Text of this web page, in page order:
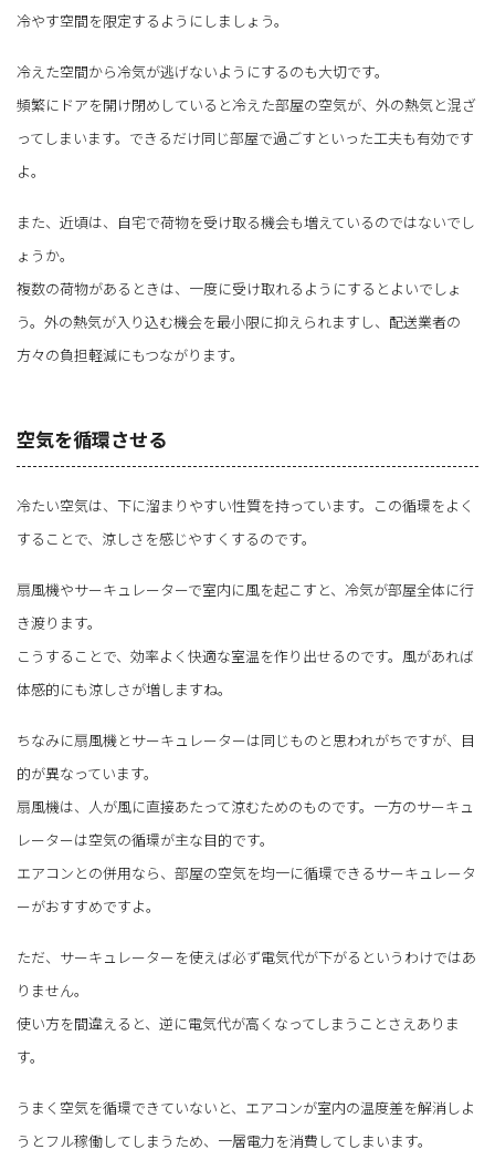
冷やす空間を限定するようにしましょう。
冷えた空間から冷気が逃げないようにするのも大切です。
頻繁にドアを開け閉めしていると冷えた部屋の空気が、外の熱気と混ざ
ってしまいます。できるだけ同じ部屋で過ごすといった工夫も有効です
よ。
また、近頃は、自宅で荷物を受け取る機会も増えているのではないでし
ょうか。
複数の荷物があるときは、一度に受け取れるようにするとよいでしょ
う。外の熱気が入り込む機会を最小限に抑えられますし、配送業者の
方々の負担軽減にもつながります。
空気を循環させる
冷たい空気は、下に溜まりやすい性質を持っています。この循環をよく
することで、涼しさを感じやすくするのです。
扇風機やサーキュレーターで室内に風を起こすと、冷気が部屋全体に行
き渡ります。
こうすることで、効率よく快適な室温を作り出せるのです。風があれば
体感的にも涼しさが増しますね。
ちなみに扇風機とサーキュレーターは同じものと思われがちですが、目
的が異なっています。
扇風機は、人が風に直接あたって涼むためのものです。一方のサーキュ
レーターは空気の循環が主な目的です。
エアコンとの併用なら、部屋の空気を均一に循環できるサーキュレータ
ーがおすすめですよ。
ただ、サーキュレーターを使えば必ず電気代が下がるというわけではあ
りません。
使い方を間違えると、逆に電気代が高くなってしまうことさえありま
す。
うまく空気を循環できていないと、エアコンが室内の温度差を解消しよ
うとフル稼働してしまうため、一層電力を消費してしまいます。